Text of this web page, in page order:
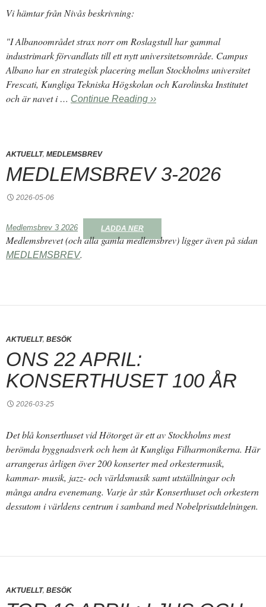
Vi hämtar från Nivås beskrivning:
"I Albanoområdet strax norr om Roslagstull har gammal
industrimark förvandlats till ett nytt universitetsområde. Campus
Albano har en strategisk placering mellan Stockholms universitet
Frescati, Kungliga Tekniska Högskolan och Karolinska Institutet
och är navet i … Continue Reading ››
AKTUELLT, MEDLEMSBREV
MEDLEMSBREV 3-2026
2026-05-06
Medlemsbrev 3 2026 LADDA NER
Medlemsbrevet (och alla gamla medlemsbrev) ligger även på sidan
MEDLEMSBREV.
AKTUELLT, BESÖK
ONS 22 APRIL:
KONSERTHUSET 100 ÅR
2026-03-25
Det blå konserthuset vid Hötorget är ett av Stockholms mest
berömda byggnadsverk och hem åt Kungliga Filharmonikerna. Här
arrangeras årligen över 200 konserter med orkestermusik,
kammar- musik, jazz- och världsmusik samt utställningar och
många andra evenemang. Varje år står Konserthuset och orkestern
dessutom i världens centrum i samband med Nobelprisutdelningen.
AKTUELLT, BESÖK